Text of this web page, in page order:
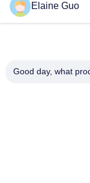
Unità su misura di
dell'inceppamento
di controllo dello
Sistema di
Elaine Guo
Good day, what